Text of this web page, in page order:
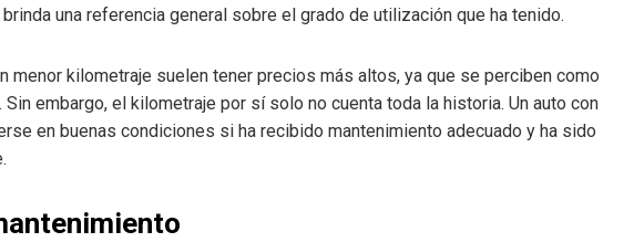
una referencia general sobre el grado de utilización que ha tenido.
menor kilometraje suelen tener precios más altos, ya que se perciben como
embargo, el kilometraje por sí solo no cuenta toda la historia. Un auto con
en buenas condiciones si ha recibido mantenimiento adecuado y ha sido